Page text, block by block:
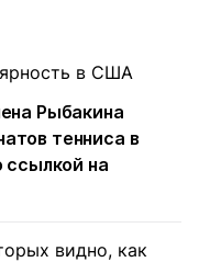
Рыбакина
тенниса в
ссылкой на
видно, как